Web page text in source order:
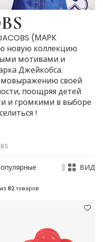
(МАРК
новую коллекцию
мотивами и
Джейкобса.
своей
поощряя детей
и громкими в выборе
!
ВИД
из 82 товаров